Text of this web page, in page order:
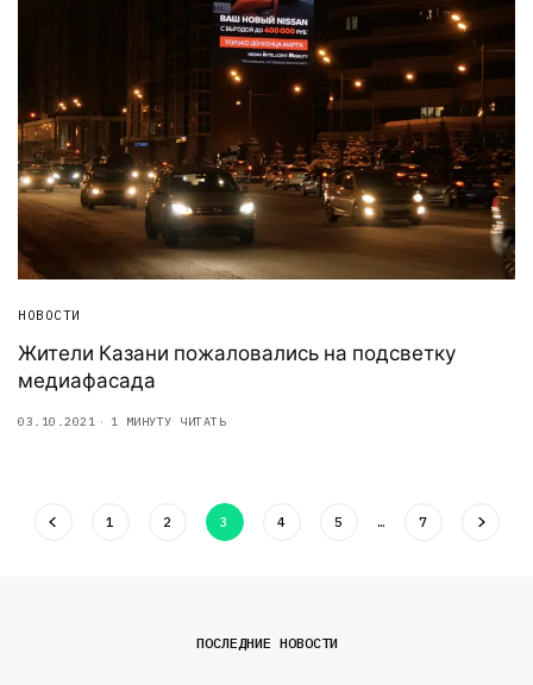
НОВОСТИ
Жители Казани пожаловались на подсветку
медиафасада
03.10.2021 1 МИНУТУ ЧИТАТЬ
1 2 3 4 5 … 7
ПОСЛЕДНИЕ НОВОСТИ